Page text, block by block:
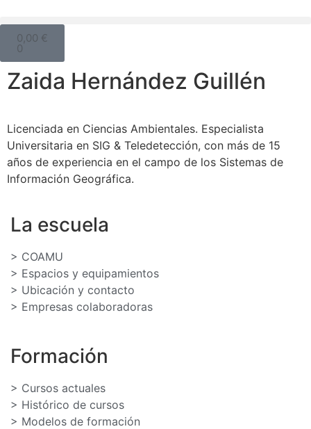
0,00 €
0
Zaida Hernández Guillén
Licenciada en Ciencias Ambientales. Especialista
Universitaria en SIG & Teledetección, con más de 15
años de experiencia en el campo de los Sistemas de
Información Geográfica.
La escuela
> COAMU
> Espacios y equipamientos
> Ubicación y contacto
> Empresas colaboradoras
Formación
> Cursos actuales
> Histórico de cursos
> Modelos de formación